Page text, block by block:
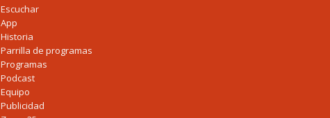
Escuchar
App
Historia
Parrilla de programas
Programas
Podcast
Equipo
Publicidad